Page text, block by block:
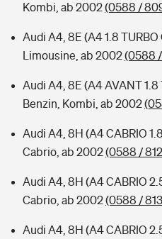
Kombi, ab 2002(0588 /
Audi A4, 8E (A4 1.8 TURBO
Limousine, ab 2002(0588
Audi A4, 8E (A4 AVANT 1.8
Benzin, Kombi, ab 2002
Audi A4, 8H (A4 CABRIO
Cabrio, ab 2002(0588 /
Audi A4, 8H (A4 CABRIO
Cabrio, ab 2002(0588 /
Audi A4, 8H (A4 CABRIO